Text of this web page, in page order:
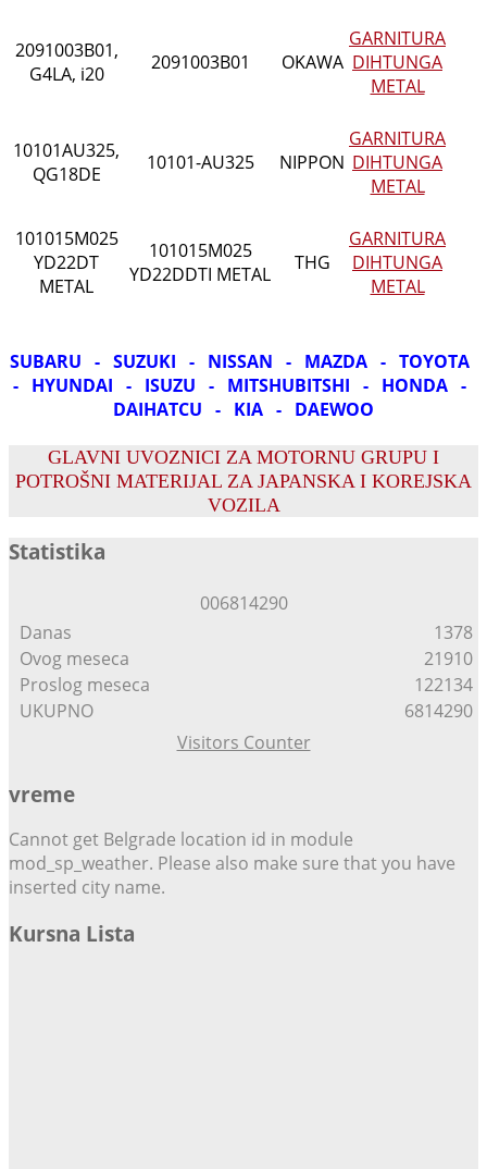
2091003B01,
G4LA, i20
2091003B01 OKAWA
GARNITURA
DIHTUNGA
METAL
10101AU325,
QG18DE
10101-AU325 NIPPON
GARNITURA
DIHTUNGA
METAL
101015M025
YD22DT
METAL
101015M025
YD22DDTI METAL
THG
GARNITURA
DIHTUNGA
METAL
SUBARU - SUZUKI - NISSAN - MAZDA - TOYOTA
- HYUNDAI - ISUZU - MITSHUBITSHI - HONDA -
DAIHATCU - KIA - DAEWOO
GLAVNI UVOZNICI ZA MOTORNU GRUPU I
POTROŠNI MATERIJAL ZA JAPANSKA I KOREJSKA
VOZILA
Statistika
006814290
Danas
Ovog meseca
Proslog meseca
UKUPNO
1378
21910
122134
6814290
Visitors Counter
vreme
Cannot get Belgrade location id in module
mod_sp_weather. Please also make sure that you have
inserted city name.
Kursna Lista